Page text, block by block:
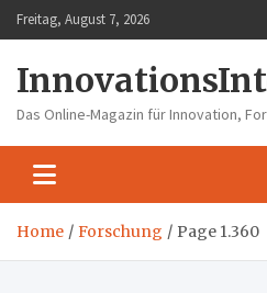
Skip
to
Freitag, August 7, 2026
Das Online-Magazin für Innovation,
Home Forschung Page 1.360